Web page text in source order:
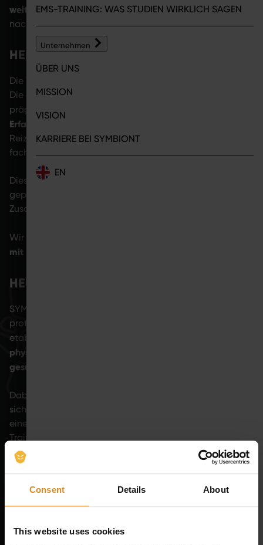
Consent Details About
This website uses cookies
EMS-TRAINING: WAS STUDIEN WIRKLICH SAGEN
Unternehmen
ÜBER UNS
MISSION
VISION
KARRIERE BEI SYMBIONT
EN
weiterzudenkenhin zu nachhaltigen Anwendungen mit
nachvollziehbarem Nutzen.
HERKUNFT & KOMPETENZ
Die Wurzeln von SYMBIONT liegen in der Medizintechnik.
Die enge Verbindung zur deutschen PISM Medical Group
prägt unser Unternehmen bis heute. Ihre
Erfahrung
Reizstrom- und EMS-Technologien bildet die
fachliche und zertifizierte Grundlage unserer Arbeit.
Dieses Umfeld hat unseren Blick auf EMS entscheidend
geprägt. Für uns steht Technologie immer im
Zusammenhang mit Verantwortung und Sicherheit.
Wir entwickeln Lösungen, die
mit moderner Nutzererfahrung
HEUTIGE REALITÄT
SYMBIONT ist heute international aktiv und in
professionellen Gesundheits- und Trainingsumfeldern
etabliert. Unsere Lösungen kommen
physiotherapeutischen Einrichtungen und weiteren
gesundheitsnahen Bereichen
Dabei verändert sich der Markt spürbar. EMS entwickelt
sich zunehmend von einer reinen Trainingsform hin zu
einem Bestandteil moderner Gesundheitskonzepte.
Training, Prävention und unterstützende Anwendungen
wachsen immer stärker zusammen.
Fokus.
Anforderungen orientieren, an den Bedürfnissen